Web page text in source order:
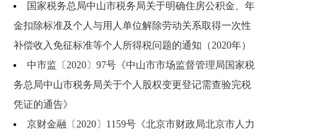
国家税务总局中山市税务局关于明确住房公积金、年
金扣除标准及个人与用人单位解除劳动关系取得一次性
补偿收入免征标准等个人所得税问题的通知（2020年）
中市监〔2020〕97号《中山市市场监督管理局国家税
务总局中山市税务局关于个人股权变更登记需查验完税
凭证的通告》
京财金融〔2020〕1159号《北京市财政局北京市人力